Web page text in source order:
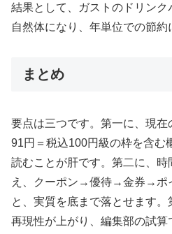
結果として、ガストのドリン
自然体になり、年単位での節約
まとめ
要点は三つです。第一に、現
91円＝税込100円級の枠を含む
読むことが肝です。第二に、時
え、クーポン→優待→金券→ポ
と、実質を底まで落とせます
再現性が上がり、編集部の試